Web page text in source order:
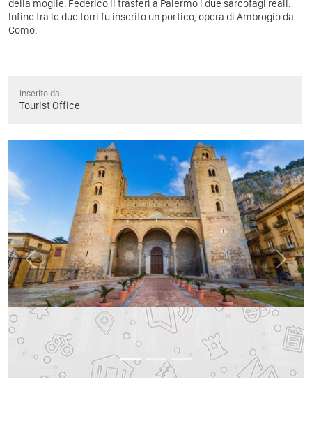
della moglie. Federico II trasferì a Palermo i due sarcofagi reali.
Infine tra le due torri fu inserito un portico, opera di Ambrogio da
Como.
Inserito da:
Tourist Office
Previous Next